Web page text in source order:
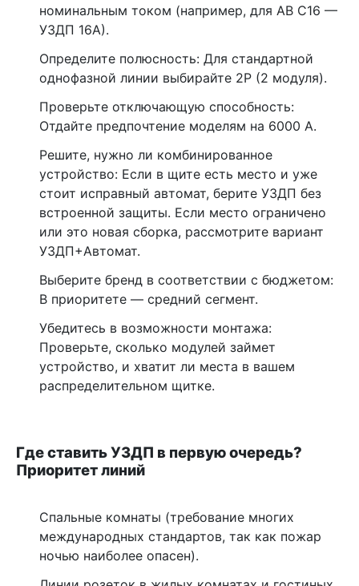
номинальным током (например, для АВ С16 —
УЗДП 16А).
Определите полюсность: Для стандартной
однофазной линии выбирайте 2P (2 модуля).
Проверьте отключающую способность:
Отдайте предпочтение моделям на 6000 А.
Решите, нужно ли комбинированное
устройство: Если в щите есть место и уже
стоит исправный автомат, берите УЗДП без
встроенной защиты. Если место ограничено
или это новая сборка, рассмотрите вариант
УЗДП+Автомат.
Выберите бренд в соответствии с бюджетом:
В приоритете — средний сегмент.
Убедитесь в возможности монтажа:
Проверьте, сколько модулей займет
устройство, и хватит ли места в вашем
распределительном щитке.
Где ставить УЗДП в первую очередь?
Приоритет линий
Спальные комнаты (требование многих
международных стандартов, так как пожар
ночью наиболее опасен).